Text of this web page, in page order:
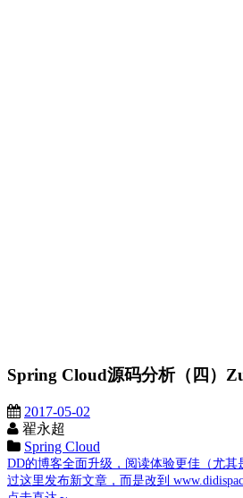
Spring Cloud源码分析（四）
2017-05-02
翟永超
Spring Cloud
DD的博客全面升级，阅读体验更佳（尤其
过这里发布新文章，而是改到